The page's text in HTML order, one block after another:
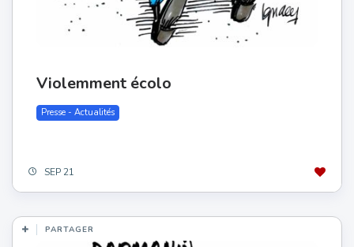
Violemment écolo
Presse - Actualités
SEP 21
PARTAGER